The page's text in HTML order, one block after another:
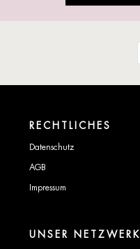
RECHTLICHES
Datenschutz
AGB
Impressum
UNSER NETZWERK